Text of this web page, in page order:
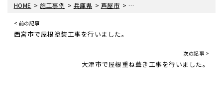
HOME >施工事例 > 兵庫県 > 芦屋市 > 芦屋市で屋根重ね葺き工事を行
< 前の記事
西宮市で屋根塗装工事を行いました。
次の記事 >
大津市で屋根重ね葺き工事を行いました。